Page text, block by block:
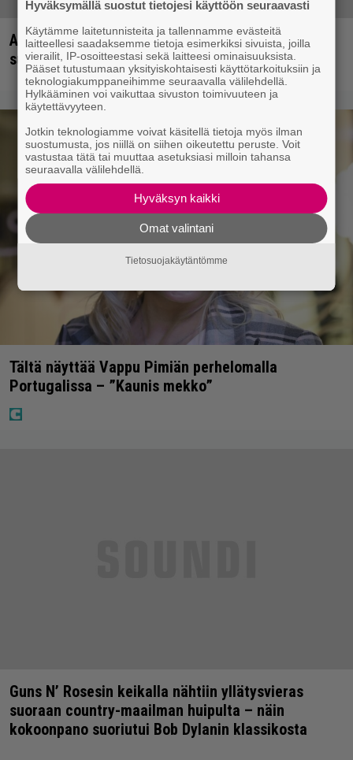
Arvio: Saimaa on toisella covertripillään niin
suvereeni, että se kääntyy itseään vastaan
Tältä näyttää Vappu Pimiän perhelomalla
Portugalissa – ”Kaunis mekko”
Guns N’ Rosesin keikalla nähtiin yllätysvieras
suoraan country-maailman huipulta – näin
kokoonpano suoriutui Bob Dylanin klassikosta
Hyväksymällä suostut tietojesi käyttöön seuraavasti
Käytämme laitetunnisteita ja tallennamme evästeitä
laitteellesi saadaksemme tietoja esimerkiksi sivuista, joilla
vierailit, IP-osoitteestasi sekä laitteesi ominaisuuksista.
Pääset tutustumaan yksityiskohtaisesti käyttötarkoituksiin ja
teknologiakumppaneihimme seuraavalla välilehdellä.
Hylkääminen voi vaikuttaa sivuston toimivuuteen ja
käytettävyyteen.
Jotkin teknologiamme voivat käsitellä tietoja myös ilman
suostumusta, jos niillä on siihen oikeutettu peruste. Voit
vastustaa tätä tai muuttaa asetuksiasi milloin tahansa
seuraavalla välilehdellä.
Hyväksyn kaikki
Omat valintani
Tietosuojakäytäntömme